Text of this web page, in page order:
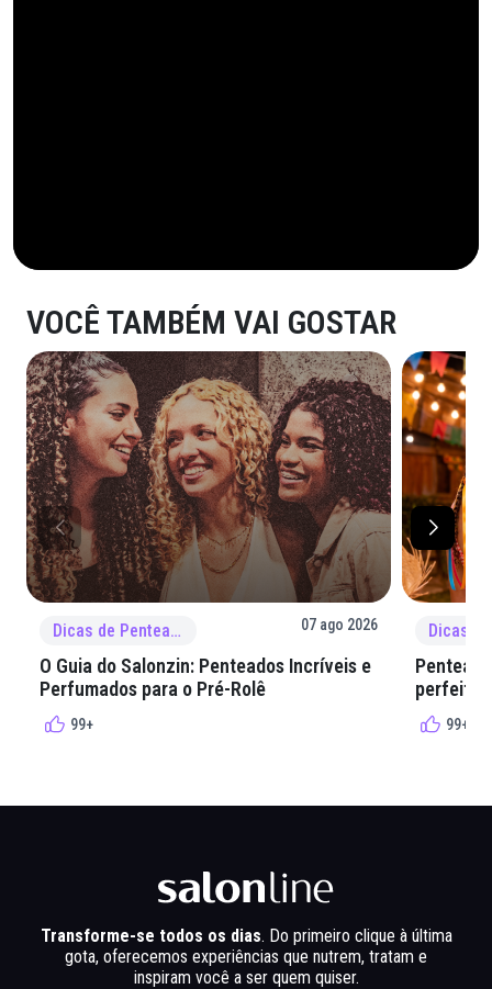
VOCÊ TAMBÉM VAI GOSTAR
Dicas de Penteado 07 ago 2026
O Guia do Salonzin: Penteados Incríveis e
Perfumados para o Pré-Rolê
99+
perfeita
99+
Transforme-se todos os dias. Do primeiro clique à última
gota, oferecemos experiências que nutrem, tratam e
inspiram você a ser quem quiser.